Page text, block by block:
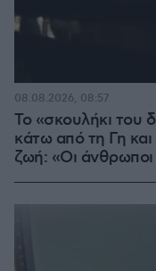
Το «σκουλήκι του
κάτω από τη Γη και
ζωή: «Οι
08.08.2026, 08:57